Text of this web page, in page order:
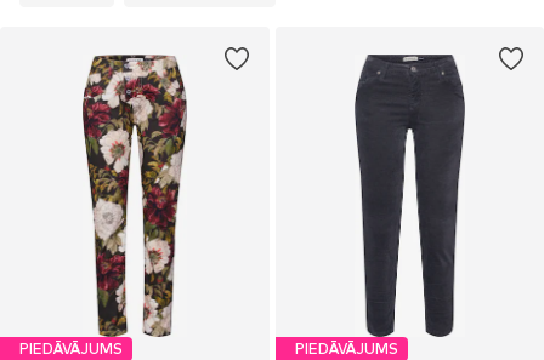
PIEDĀVĀJUMS PIEDĀVĀJUMS